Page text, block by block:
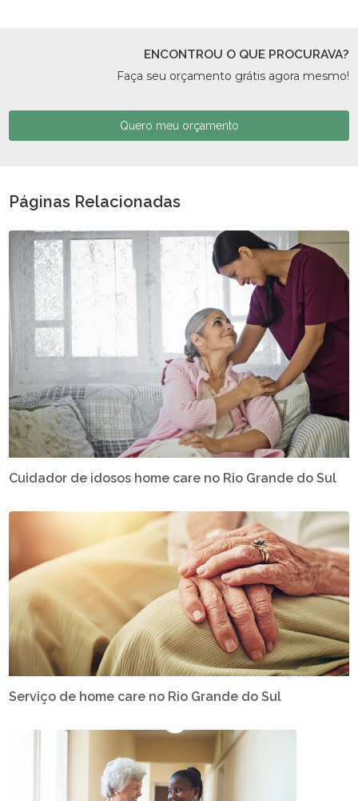
ENCONTROU O QUE PROCURAVA?
Faça seu orçamento grátis agora mesmo!
Quero meu orçamento
Páginas Relacionadas
Cuidador de idosos home care no Rio Grande do Sul
Serviço de home care no Rio Grande do Sul